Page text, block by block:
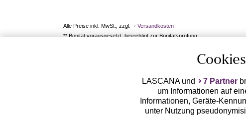
Alle Preise inkl. MwSt., zzgl.
Versandkosten
** Bonität vorausgesetzt, berechtigt zur Bonitätsprüfung
LASCANA und 7 Partner
um Informationen auf
Informationen, Geräte-
unter Nutzung